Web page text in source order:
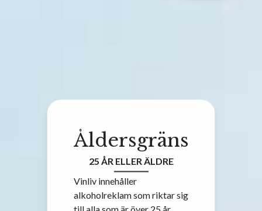
Åldersgräns
25 ÅR ELLER ÄLDRE
Vinliv innehåller
alkoholreklam som riktar sig
till alla som är över 25 år